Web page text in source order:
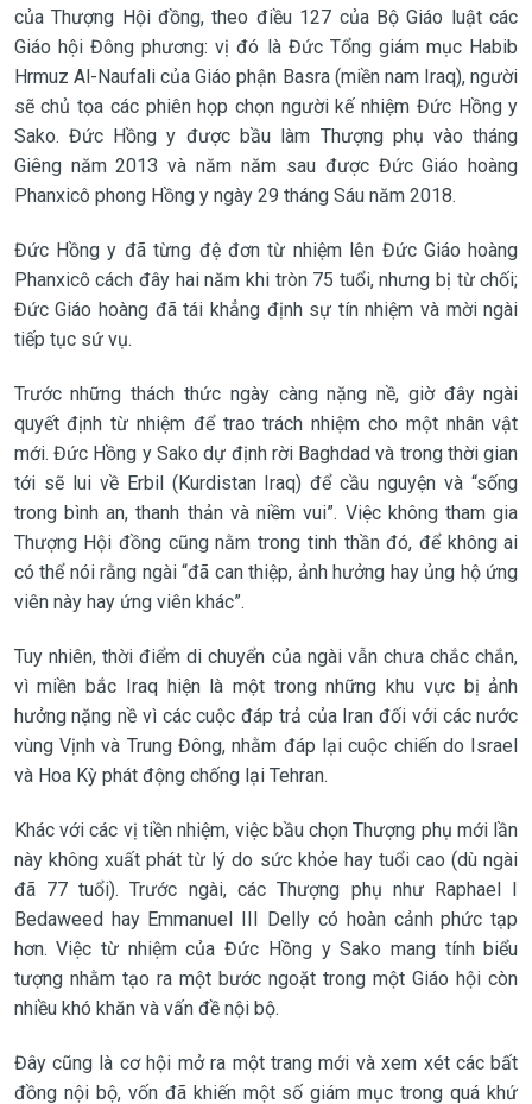
của Thượng Hội đồng, theo điều 127 của Bộ Giáo luật các
Giáo hội Đông phương: vị đó là Đức Tổng giám mục Habib
Hrmuz Al-Naufali của Giáo phận Basra (miền nam Iraq), người
sẽ chủ tọa các phiên họp chọn người kế nhiệm Đức Hồng y
Sako. Đức Hồng y được bầu làm Thượng phụ vào tháng
Giêng năm 2013 và năm năm sau được Đức Giáo hoàng
Phanxicô phong Hồng y ngày 29 tháng Sáu năm 2018.
Đức Hồng y đã từng đệ đơn từ nhiệm lên Đức Giáo hoàng
Phanxicô cách đây hai năm khi tròn 75 tuổi, nhưng bị từ chối;
Đức Giáo hoàng đã tái khẳng định sự tín nhiệm và mời ngài
tiếp tục sứ vụ.
Trước những thách thức ngày càng nặng nề, giờ đây ngài
quyết định từ nhiệm để trao trách nhiệm cho một nhân vật
mới. Đức Hồng y Sako dự định rời Baghdad và trong thời gian
tới sẽ lui về Erbil (Kurdistan Iraq) để cầu nguyện và “sống
trong bình an, thanh thản và niềm vui”. Việc không tham gia
Thượng Hội đồng cũng nằm trong tinh thần đó, để không ai
có thể nói rằng ngài “đã can thiệp, ảnh hưởng hay ủng hộ ứng
viên này hay ứng viên khác”.
Tuy nhiên, thời điểm di chuyển của ngài vẫn chưa chắc chắn,
vì miền bắc Iraq hiện là một trong những khu vực bị ảnh
hưởng nặng nề vì các cuộc đáp trả của Iran đối với các nước
vùng Vịnh và Trung Đông, nhằm đáp lại cuộc chiến do Israel
và Hoa Kỳ phát động chống lại Tehran.
Khác với các vị tiền nhiệm, việc bầu chọn Thượng phụ mới lần
này không xuất phát từ lý do sức khỏe hay tuổi cao (dù ngài
đã 77 tuổi). Trước ngài, các Thượng phụ như Raphael I
Bedaweed hay Emmanuel III Delly có hoàn cảnh phức tạp
hơn. Việc từ nhiệm của Đức Hồng y Sako mang tính biểu
tượng nhằm tạo ra một bước ngoặt trong một Giáo hội còn
nhiều khó khăn và vấn đề nội bộ.
Đây cũng là cơ hội mở ra một trang mới và xem xét các bất
đồng nội bộ, vốn đã khiến một số giám mục trong quá khứ